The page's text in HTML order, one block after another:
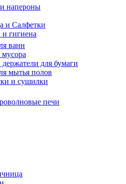
напероны
и Салфетки
гигиена
ванн
для бумаги
мытья полов
и сушилки
печи